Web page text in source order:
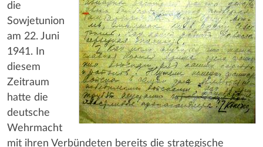
die
Sowjetunion
am 22. Juni
1941. In
diesem
Zeitraum
hatte die
deutsche
Wehrmacht
mit ihren Verbündeten bereits die strategische